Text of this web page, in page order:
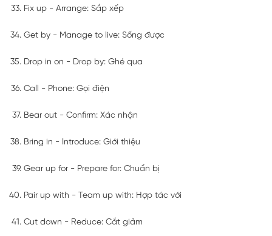
Fix up - Arrange: Sắp xếp
Get by - Manage to live: Sống được
Drop in on - Drop by: Ghé qua
Call - Phone: Gọi điện
Bear out - Confirm: Xác nhận
Bring in - Introduce: Giới thiệu
Gear up for - Prepare for: Chuẩn bị
Pair up with - Team up with: Hợp tác với
Cut down - Reduce: Cắt giảm